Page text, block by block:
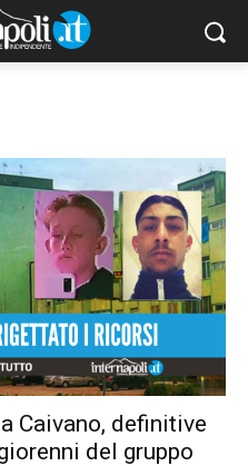
Caivano, definitive
del gruppo